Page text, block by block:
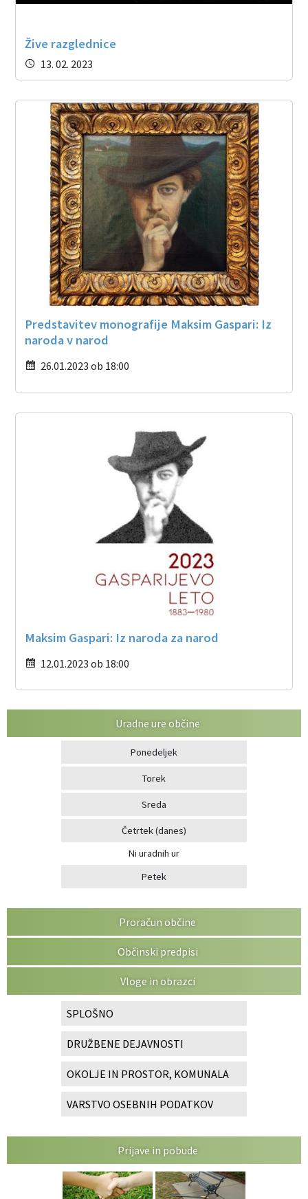
Žive razglednice
13. 02. 2023
Predstavitev monografije Maksim Gaspari: Iz
naroda v narod
26.01.2023 ob 18:00
Maksim Gaspari: Iz naroda za narod
12.01.2023 ob 18:00
Uradne ure občine
Ponedeljek
Torek
Sreda
Četrtek(danes)
Ni uradnih ur
Petek
Proračun občine
Občinski predpisi
Vloge in obrazci
SPLOŠNO
DRUŽBENE DEJAVNOSTI
OKOLJE IN PROSTOR, KOMUNALA
VARSTVO OSEBNIH PODATKOV
Prijave in pobude